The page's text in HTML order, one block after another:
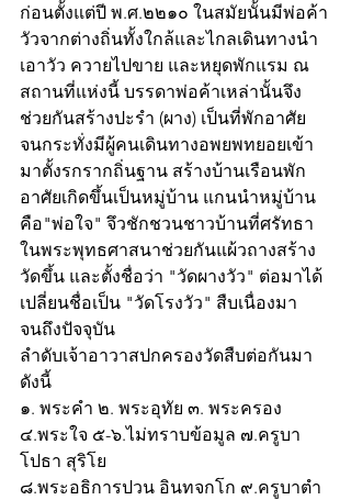
ก่อนตั้งแต่ปี พ.ศ.๒๒๑๐ ในสมัยนั้นมีพ่อค้า
วัวจากต่างถิ่นทั้งใกล้และไกลเดินทางนำ
เอาวัว ควายไปขาย และหยุดพักแรม ณ
สถานที่แห่งนี้ บรรดาพ่อค้าเหล่านั้นจึง
ช่วยกันสร้างปะรำ (ผาง) เป็นที่พักอาศัย
จนกระทั่งมีผู้คนเดินทางอพยพทยอยเข้า
มาตั้งรกรากถิ่นฐาน สร้างบ้านเรือนพัก
อาศัยเกิดขึ้นเป็นหมู่บ้าน แกนนำหมู่บ้าน
คือ"พ่อใจ" จึวชักชวนชาวบ้านที่ศรัทธา
ในพระพุทธศาสนาช่วยกันแผ้วถางสร้าง
วัดขึ้น และตั้งชื่อว่า "วัดผางวัว" ต่อมาได้
เปลี่ยนชื่อเป็น "วัดโรงวัว" สืบเนื่องมา
จนถึงปัจจุบัน
ลำดับเจ้าอาวาสปกครองวัดสืบต่อกันมา
ดังนี้
๑. พระคำ ๒. พระอุทัย ๓. พระครอง
๔.พระใจ ๕-๖.ไม่ทราบข้อมูล ๗.ครูบา
โปธา สุริโย
๘.พระอธิการปวน อินทจกโก ๙.ครูบาตำ